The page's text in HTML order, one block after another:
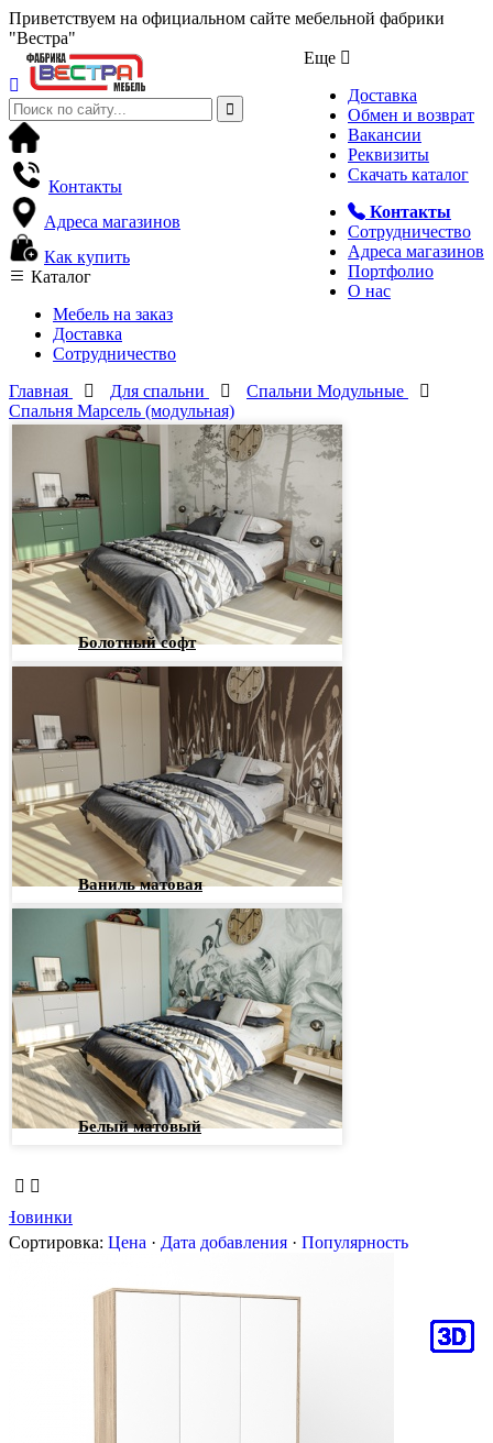
Приветствуем на официальном сайте мебельной фабрики
"Вестра"
Еще
Доставка
Обмен и возврат
Вакансии
Реквизиты
Скачать каталог
Контакты
Сотрудничество
Адреса магазинов
Портфолио
О нас
Контакты
Адреса магазинов
Как купить
Каталог
Мебель на заказ
Доставка
Сотрудничество
Главная
Для спальни
Спальни Модульные
Спальня Марсель (модульная)
Болотный софт
Ваниль матовая
Белый матовый
Новинки
Сортировка: Цена · Дата добавления · Популярность